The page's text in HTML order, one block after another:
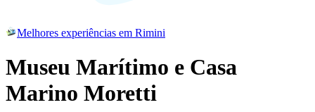
Melhores experiências em Rimini
Museu Marítimo e Casa
Marino Moretti